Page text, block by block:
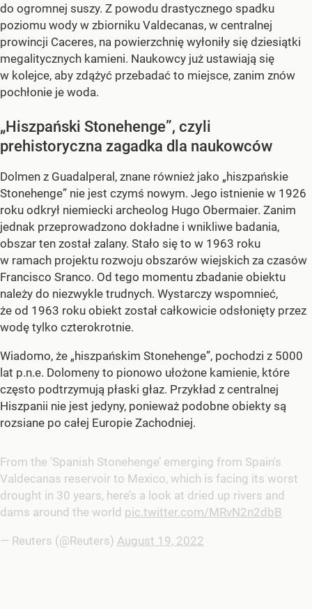
do ogromnej suszy. Z powodu drastycznego spadku
poziomu wody w zbiorniku Valdecanas, w centralnej
prowincji Caceres, na powierzchnię wyłoniły się dziesiątki
megalitycznych kamieni. Naukowcy już ustawiają się
w kolejce, aby zdążyć przebadać to miejsce, zanim znów
pochłonie je woda.
„Hiszpański Stonehenge”, czyli
prehistoryczna zagadka dla naukowców
Dolmen z Guadalperal, znane również jako „hiszpańskie
Stonehenge” nie jest czymś nowym. Jego istnienie w 1926
roku odkrył niemiecki archeolog Hugo Obermaier. Zanim
jednak przeprowadzono dokładne i wnikliwe badania,
obszar ten został zalany. Stało się to w 1963 roku
w ramach projektu rozwoju obszarów wiejskich za czasów
Francisco Sranco. Od tego momentu zbadanie obiektu
należy do niezwykle trudnych. Wystarczy wspomnieć,
że od 1963 roku obiekt został całkowicie odsłonięty przez
wodę tylko czterokrotnie.
Wiadomo, że „hiszpańskim Stonehenge”, pochodzi z 5000
lat p.n.e. Dolomeny to pionowo ułożone kamienie, które
często podtrzymują płaski głaz. Przykład z centralnej
Hiszpanii nie jest jedyny, ponieważ podobne obiekty są
rozsiane po całej Europie Zachodniej.
From the 'Spanish Stonehenge’ emerging from Spain's
Valdecanas reservoir to Mexico, which is facing its worst
drought in 30 years, here’s a look at dried up rivers and
dams around the world pic.twitter.com/MRvN2n2dbB
— Reuters (@Reuters) August 19, 2022